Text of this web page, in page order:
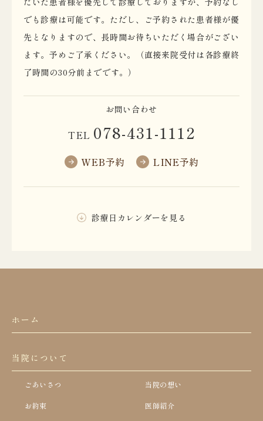
でも診療は可能です。ただし、ご予約された患者様が優
先となりますので、長時間お待ちいただく場合がござい
ます。予めご了承ください。（直接来院受付は各診療終
了時間の30分前までです。）
お問い合わせ
TEL 078-431-1112
WEB予約 LINE予約
診療日カレンダーを見る
ホーム
当院について
ごあいさつ 当院の想い
お約束 医師紹介